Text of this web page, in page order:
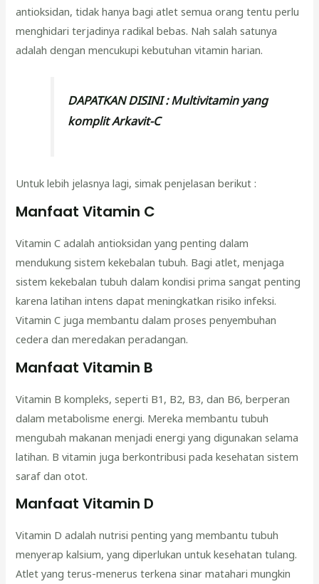
antioksidan, tidak hanya bagi atlet semua orang tentu perlu
menghidari terjadinya radikal bebas. Nah salah satunya
adalah dengan mencukupi kebutuhan vitamin harian.
DAPATKAN DISINI :Multivitamin yang
komplit Arkavit-C
Untuk lebih jelasnya lagi, simak penjelasan berikut :
Manfaat Vitamin C
Vitamin C adalah antioksidan yang penting dalam
mendukung sistem kekebalan tubuh. Bagi atlet, menjaga
sistem kekebalan tubuh dalam kondisi prima sangat penting
karena latihan intens dapat meningkatkan risiko infeksi.
Vitamin C juga membantu dalam proses penyembuhan
cedera dan meredakan peradangan.
Manfaat Vitamin B
Vitamin B kompleks, seperti B1, B2, B3, dan B6, berperan
dalam metabolisme energi. Mereka membantu tubuh
mengubah makanan menjadi energi yang digunakan selama
latihan. B vitamin juga berkontribusi pada kesehatan sistem
saraf dan otot.
Manfaat Vitamin D
Vitamin D adalah nutrisi penting yang membantu tubuh
menyerap kalsium, yang diperlukan untuk kesehatan tulang.
Atlet yang terus-menerus terkena sinar matahari mungkin